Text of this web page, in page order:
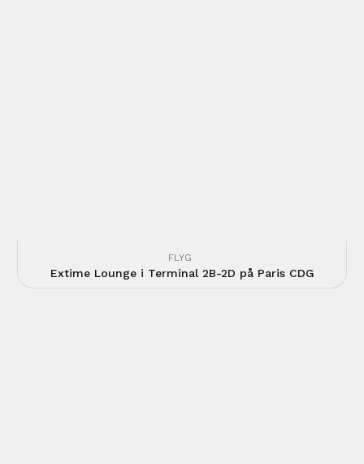
FLYG
Extime Lounge i Terminal 2B-2D på Paris CDG